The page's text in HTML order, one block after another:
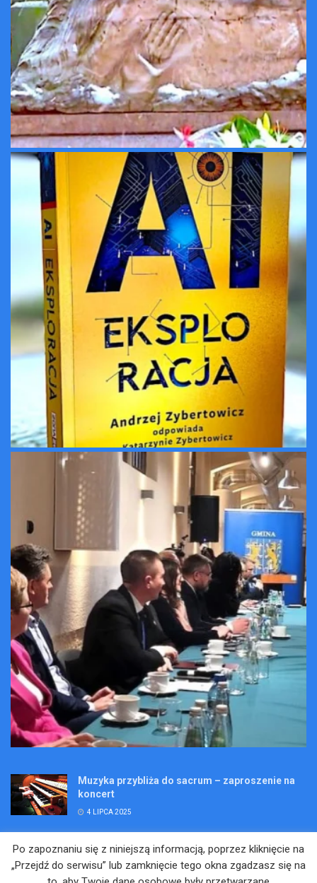
Muzyka przybliża do sacrum – zaproszenie na
koncert
4 LIPCA 2025
Kopalniane Ekspedycje
Po zapoznaniu się z niniejszą informacją, poprzez kliknięcie na
„Przejdź do serwisu” lub zamknięcie tego okna zgadzasz się na